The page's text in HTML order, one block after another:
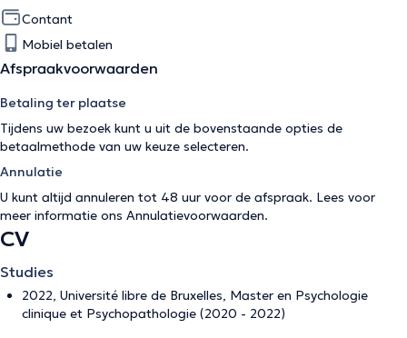
Contant
Mobiel betalen
Afspraakvoorwaarden
Betaling ter plaatse
Tijdens uw bezoek kunt u uit de bovenstaande opties de
betaalmethode van uw keuze selecteren.
Annulatie
U kunt altijd annuleren tot 48 uur voor de afspraak. Lees voor
meer informatie ons Annulatievoorwaarden.
CV
Studies
2022, Université libre de Bruxelles, Master en Psychologie
clinique et Psychopathologie (2020 - 2022)